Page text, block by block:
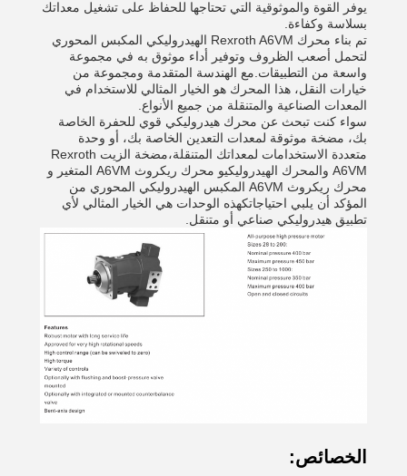
يوفر القوة والموثوقية التي تحتاجها للحفاظ على تشغيل معداتك
بسلاسة وكفاءة.
تم بناء محرك Rexroth A6VM الهيدروليكي المكبس المحوري
لتحمل أصعب الظروف وتوفير أداء موثوق به في مجموعة
واسعة من التطبيقات.مع الهندسة المتقدمة ومجموعة من
خيارات النقل، هذا المحرك هو الخيار المثالي للاستخدام في
المعدات الصناعية والمتنقلة من جميع الأنواع.
سواء كنت تبحث عن محرك هيدروليكي قوي للحفرة الخاصة
بك، مضخة موثوقة لمعدات التعدين الخاصة بك، أو وحدة
متعددة الاستخدامات لمعداتك المتنقلة،مضخة الزيت Rexroth
A6VM والمحرك الهيدروليكيو محرك ريكروث A6VM المتغير و
محرك ريكروث A6VM المكبس الهيدروليكي المحوري من
المؤكد أن يلبي احتياجاتكهذه الوحدات هي الخيار المثالي لأي
تطبيق هيدروليكي صناعي أو متنقل.
الخصائص: